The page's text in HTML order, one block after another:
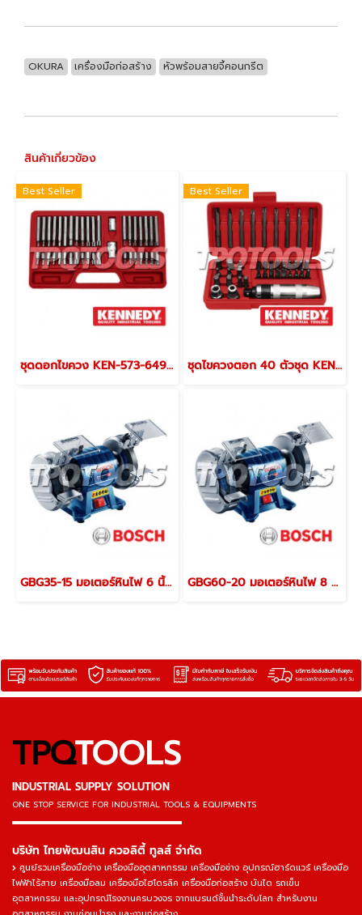
OKURA เครื่องมือก่อสร้าง หัวพร้อมสายจี้คอนกรีต
สินค้าเกี่ยวข้อง
Best Seller
ชุดดอกไขควง KEN-573-6490K
Best Seller
ชุดไขควงตอก 40 ตัวชุด KEN-573-7140K
GBG35-15 มอเตอร์หินไฟ 6 นิ้ว (060127A3K0) BOSCH GBG60-20 มอเตอร์หินไฟ 8 นิ้ว (060127A4K0) BOSCH
TPQTOOLS
INDUSTRIAL SUPPLY SOLUTION
ONE STOP SERVICE FOR INDUSTRIAL TOOLS & EQUIPMENTS
▬▬▬▬▬▬▬▬▬▬▬▬▬▬▬
บริษัท ไทยพัฒนสิน ควอลิตี้ ทูลส์ จำกัด
ศูนย์รวมเครื่องมือช่าง เครื่องมืออุตสาหกรรม เครื่องมือช่าง อุปกรณ์ฮาร์ดแวร์ เครื่องมือ
ไฟฟ้าไร้สาย เครื่องมือลม เครื่องมือไฮโดรลิค เครื่องมือก่อสร้าง บันได รถเข็น
อุตสาหกรรม และอุปกรณ์โรงงานครบวงจร จากแบรนด์ชั้นนำระดับโลก สำหรับงาน